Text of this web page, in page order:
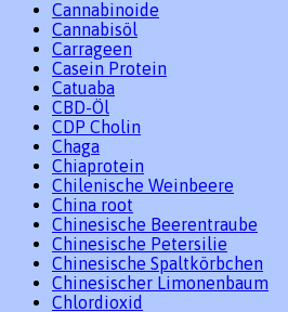
Cannabinoide
Cannabisöl
Carrageen
Casein Protein
Catuaba
CBD-Öl
CDP Cholin
Chaga
Chiaprotein
Chilenische Weinbeere
China root
Chinesische Beerentraube
Chinesische Petersilie
Chinesische Spaltkörbchen
Chinesischer Limonenbaum
Chlordioxid